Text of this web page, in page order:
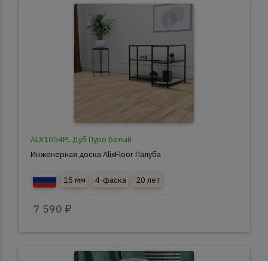
ALX1054PL Дуб Пуро Белый
Инженерная доска AlixFloor Палуба
15 мм 4-фаска 20 лет
7 590 ₽